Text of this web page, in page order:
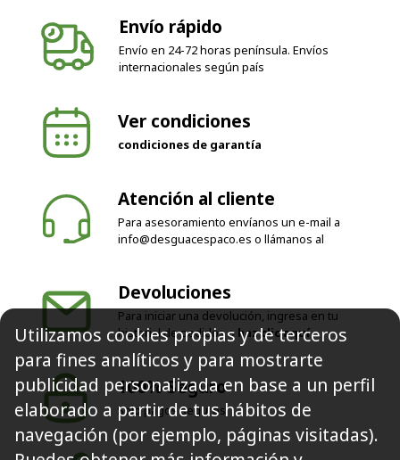
Envío rápido
Envío en 24-72 horas península. Envíos
internacionales según país
Ver condiciones
condiciones de garantía
Atención al cliente
Para asesoramiento envíanos un e-mail a
info@desguacespaco.es o llámanos al
Devoluciones
Para iniciar una devolución, ingresa en tu
historial de pedidos o haz clic aquí
100% Seguro
Solo pagos seguros
Utilizamos cookies propias y de terceros
para fines analíticos y para mostrarte
publicidad personalizada en base a un perfil
elaborado a partir de tus hábitos de
navegación (por ejemplo, páginas visitadas).